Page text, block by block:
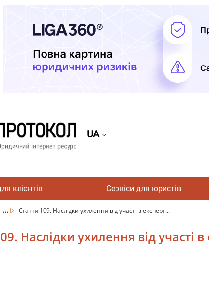
UA
клієнтів Сервіси для юристів
... Стаття 109. Наслідки ухилення від участі в експерт...
Наслідки ухилення від участі в